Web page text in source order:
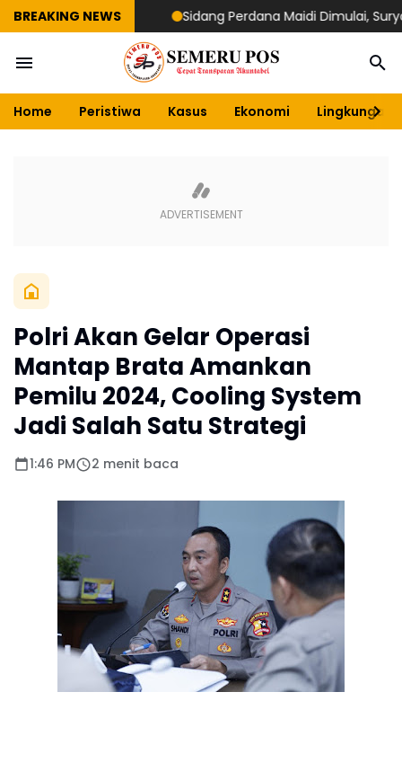
BREAKING NEWS Sidang Perdana Maidi Dimulai,
Home Peristiwa Kasus Ekonomi Lingkungan
Polri Akan Gelar Operasi
Mantap Brata Amankan
Pemilu 2024, Cooling System
Jadi Salah Satu Strategi
1:46 PM 2 menit baca